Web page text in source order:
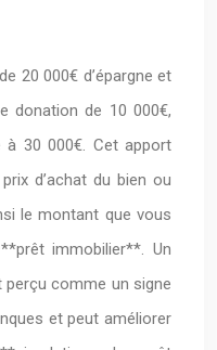
20 000€ d’épargne et
donation de 10 000€,
à 30 000€. Cet apport
d’achat du bien ou
le montant que vous
immobilier**. Un
comme un signe
et peut améliorer